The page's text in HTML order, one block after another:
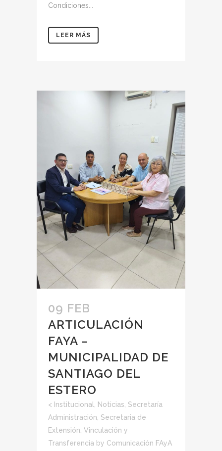
Condiciones...
LEER MÁS
09 FEB
ARTICULACIÓN
FAYA –
MUNICIPALIDAD DE
SANTIAGO DEL
ESTERO
< Institucional Noticias Secretaría
Administración Secretaria de
Extensión, Vinculación y
Transferencia by Comunicación FAyA